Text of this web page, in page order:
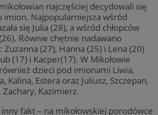
najczęściej decydowali się
imion. Najpopularniejsza wśród
się Julia (28), a wśród chłopców
Równie chętnie nadawano
(27), Hanna (25) i Lena (20)
(17) i Kacper(17). W Mikołowie
dzieci pod imionami Liwia,
Kalina, Estera oraz Juliusz, Szczepan,
Kazimierz.
fakt – na mikołowskiej porodówce